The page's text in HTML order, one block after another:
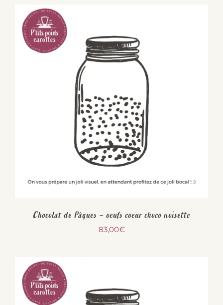
Chocolat de Pâques – oeufs coeur choco noisette
83,00€